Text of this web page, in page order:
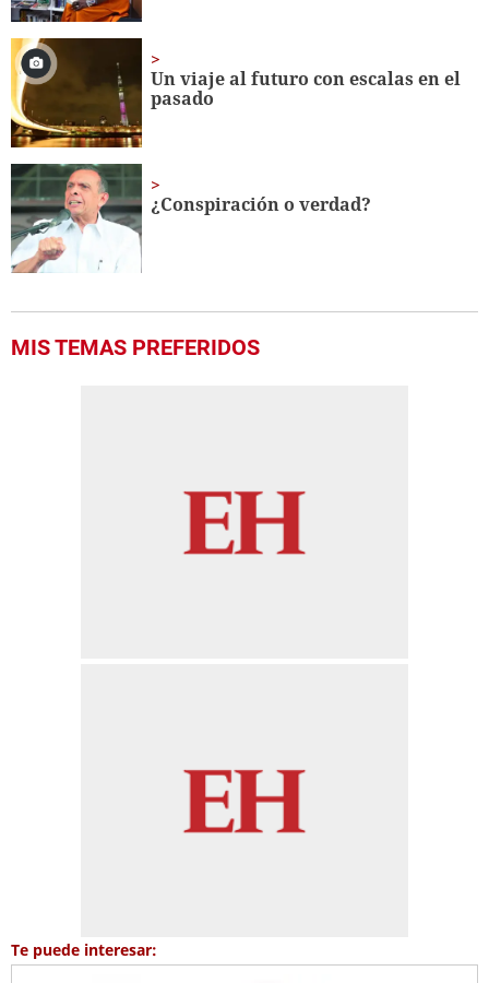
Un viaje al futuro con escalas en el
pasado
¿Conspiración o verdad?
MIS TEMAS PREFERIDOS
Te puede interesar: